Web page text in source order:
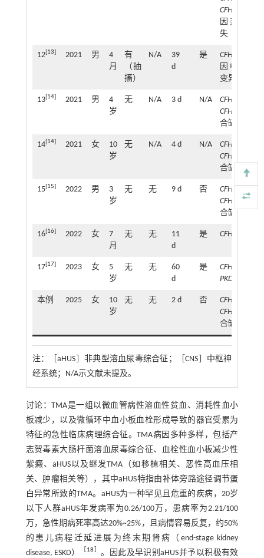
CFHR1
因杂合缺
失
12[13] 2021 男
4
月
有
（抽
搐）
N/A
39
d
是 CFHR3
因中杂合
变异
13[14] 2021 男
4
岁
无 N/A 3 d N/A CFHR1
CFHR3
合缺失
14[14] 2021 女
10
岁
无 N/A 4 d N/A CFHR1
CFHR3
合缺失
15[15] 2022 男
3
岁
无 无 9 d 否 CFHR3-
CFHR1 纯
合缺失
16[16] 2022 女
7
月
无 无
11
d
是 CFH
17[17] 2023 女
5
岁
无 无
60
d
是
CFH、
PKD1
本例 2025 女
10
岁
无 无 2 d 否 CFHR1
CFHR4
合缺失
注：
［aHUS］非典型溶血尿毒综合征；［CNS］中枢神
经系统；N/A示文献未提及。
讨论：TMA是一组以微血管病性溶血性贫血、消耗性血小
板减少，以及微循环中血小板血栓形成导致的器官受累为
特征的急性临床病理综合征。TMA病因多种多样，包括产
志贺毒素大肠杆菌溶血尿毒综合征、血栓性血小板减少性
紫癜、aHUS以及继发TMA（如移植相关、恶性高血压相
关、肿瘤相关等），其中aHUS特指由补体旁路途径调节蛋
白异常所致的TMA。aHUS为一种罕见且危重的疾病，20岁
以下人群aHUS年发病率为0.26/100万，患病率为2.21/100
万，急性期病死率高达20%~25%，且病情容易反复，约50%
的患儿病程迁延进展为终末期肾病（end-stage kidney
disease, ESKD）
［18］ 。因此及早识别aHUS并予以积极有效